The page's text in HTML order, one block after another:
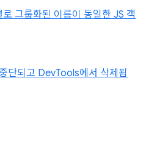
그룹화된 이름이 동일한 JS 객
단되고 DevTools에서 삭제됨